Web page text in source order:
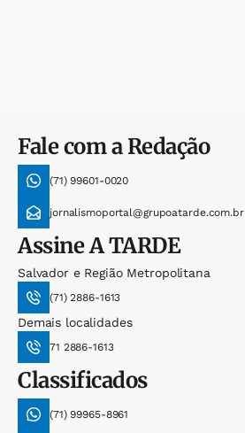
Fale com a Redação
(71) 99601-0020
jornalismoportal@grupoatarde.com.br
AssineA TARDE
Salvador e Região Metropolitana
(71) 2886-1613
Demais localidades
71 2886-1613
Classificados
(71) 99965-8961